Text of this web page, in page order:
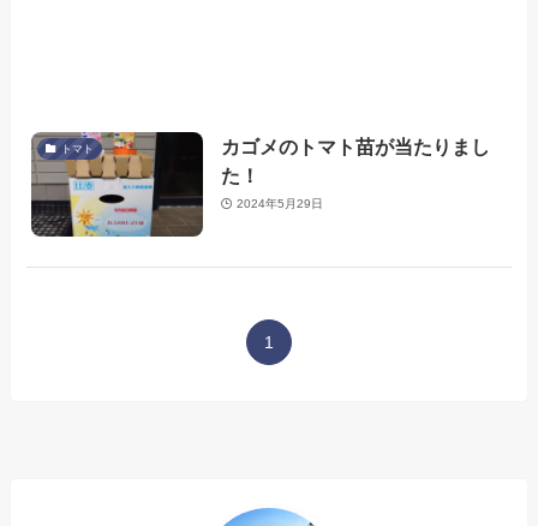
トマト
カゴメのトマト苗が当たりまし
た！
2024年5月29日
1